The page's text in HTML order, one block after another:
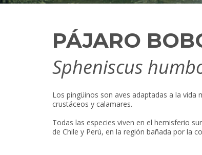
PÁJARO
Spheniscus
Los pingüinos son aves adaptadas a la
crustáceos y calamares.
Todas las especies viven en el hemisferio
de Chile y Perú, en la región bañada por la